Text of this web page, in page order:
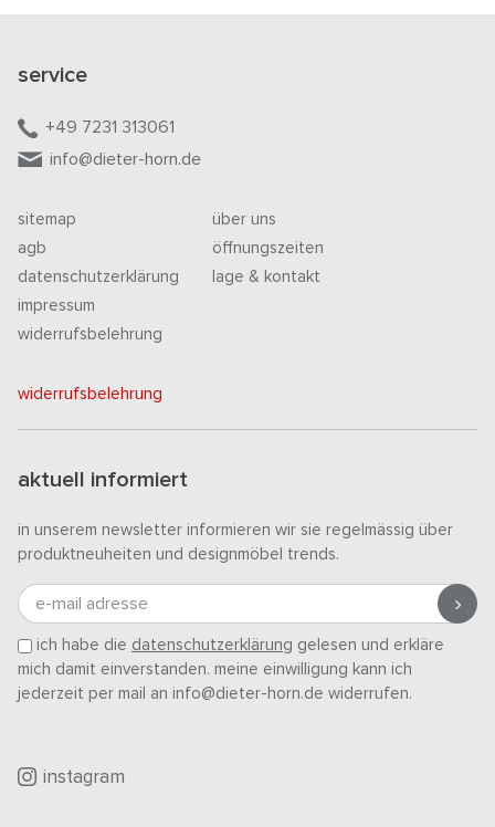
service
+49 7231 313061
info@dieter-horn.de
sitemap
agb
datenschutzerklärung
impressum
widerrufsbelehrung
über uns
öffnungszeiten
lage & kontakt
widerrufsbelehrung
aktuell informiert
in unserem newsletter informieren wir sie regelmässig über
produktneuheiten und designmöbel trends.
e-mail adresse
ich habe die datenschutzerklärung gelesen und erkläre
mich damit einverstanden. meine einwilligung kann ich
jederzeit per mail an info@dieter-horn.de widerrufen.
instagram